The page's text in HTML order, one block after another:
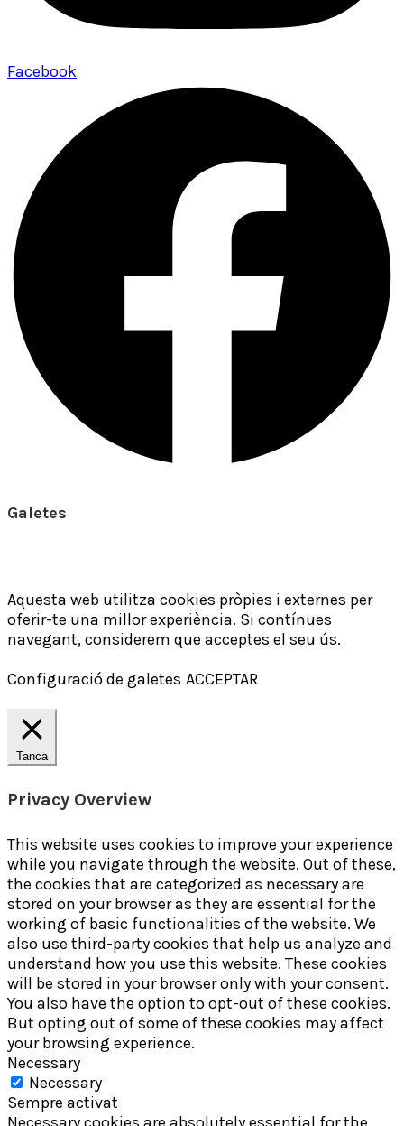
Facebook
Galetes
Aquesta web utilitza cookies pròpies i externes per
oferir-te una millor experiència. Si contínues
navegant, considerem que acceptes el seu ús.
Configuració de galetes ACCEPTAR
Tanca
Privacy Overview
This website uses cookies to improve your experience
while you navigate through the website. Out of these,
the cookies that are categorized as necessary are
stored on your browser as they are essential for the
working of basic functionalities of the website. We
also use third-party cookies that help us analyze and
understand how you use this website. These cookies
will be stored in your browser only with your consent.
You also have the option to opt-out of these cookies.
But opting out of some of these cookies may affect
your browsing experience.
Necessary
Necessary
Sempre activat